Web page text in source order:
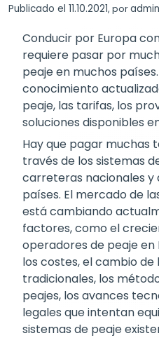
Publicado el 11.10.2021, poradmin
Conducir por Europa
requiere pasar por
peaje en muchos
conocimiento
peaje, las tarifas, los
soluciones disponibles
Hay que pagar muchas
través de los sistemas
carreteras nacionales
países. El mercado de
está cambiando
factores, como el
operadores de peaje en
los costes, el cambio
tradicionales, los
peajes, los avances
legales que intentan
sistemas de peaje